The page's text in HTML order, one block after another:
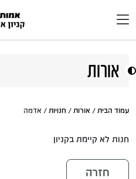
אורות
עמוד הבית / אורות / חנויות / אדמה
חנות לא קיימת בקניון
חזרה